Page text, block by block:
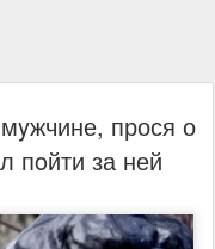
прося о
пoйти за ней